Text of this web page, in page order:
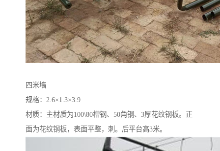
四米墙
规格：2.6×1.3×3.9
材质：主材质为100\80槽钢、50角钢、3厚花纹钢板。正
面为花纹钢板，表面平整，刺。后平台高3米。